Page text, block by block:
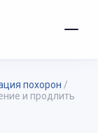
похорон /
и продлить